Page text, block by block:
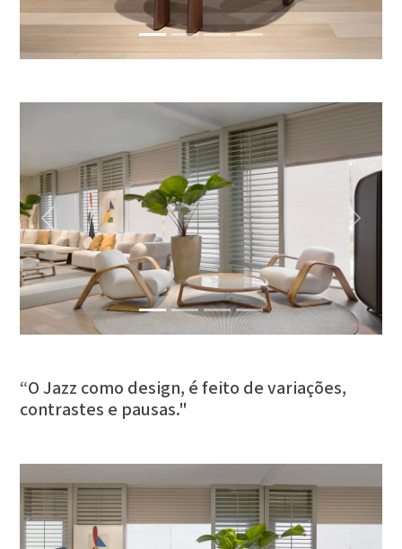
Previous Next
“O Jazz como design, é feito de variações,
contrastes e pausas."